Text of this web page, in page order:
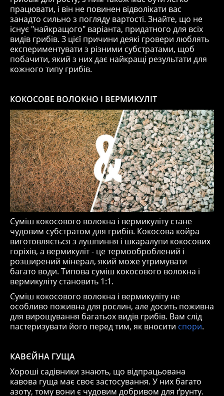
працювати, і він не повинен відволікати вас
занадто сильно з погляду вартості. Знайте, що не
існує "найкращого" варіанта, придатного для всіх
видів грибів. З цієї причини деякі гровери люблять
експериментувати з різними субстратами, щоб
побачити, який з них дає найкращі результати для
кожного типу грибів.
КОКОСОВЕ ВОЛОКНО І ВЕРМИКУЛІТ
Суміш кокосового волокна і вермикуліту стане
чудовим субстратом для грибів. Кокосова койра
виготовляється з лушпиння і шкаралупи кокосових
горіхів, а вермикуліт - це термооброблений і
розширений мінерал, який може утримувати
багато води. Типова суміш кокосового волокна і
вермикуліту становить 1:1.
Суміш кокосового волокна і вермикуліту не
особливо поживна для рослин, але досить поживна
для вирощування багатьох видів грибів. Вам слід
пастеризувати його перед тим, як вносити спори.
КАВЄЙНА ГУЩА
Хороші садівники знають, що відпрацьована
кавова гуща має своє застосування. У них багато
азоту, тому вони є чудовим добривом для ґрунту.